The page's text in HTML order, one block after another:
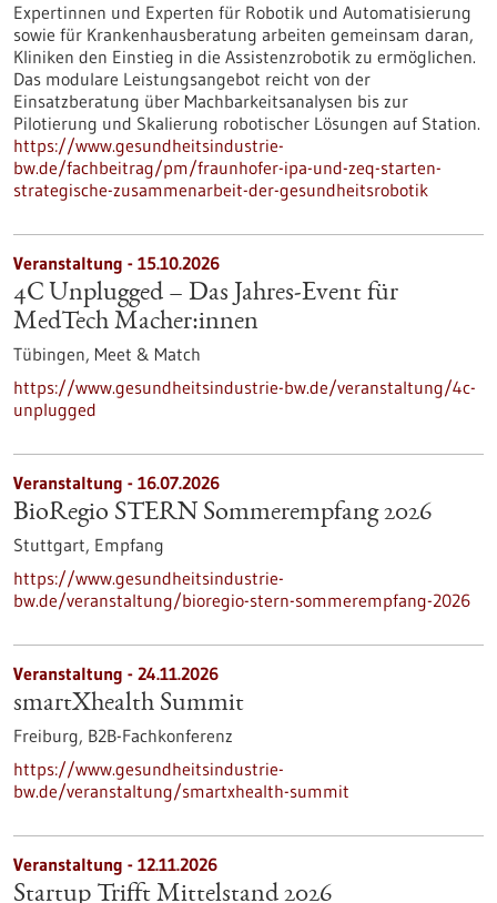
Expertinnen und Experten für Robotik und Automatisierung
sowie für Krankenhausberatung arbeiten gemeinsam daran,
Kliniken den Einstieg in die Assistenzrobotik zu ermöglichen.
Das modulare Leistungsangebot reicht von der
Einsatzberatung über Machbarkeitsanalysen bis zur
Pilotierung und Skalierung robotischer Lösungen auf Station.
https://www.gesundheitsindustrie-
bw.de/fachbeitrag/pm/fraunhofer-ipa-und-zeq-starten-
strategische-zusammenarbeit-der-gesundheitsrobotik
Veranstaltung - 15.10.2026
4C Unplugged – Das Jahres‑Event für
MedTech Macher:innen
Tübingen, Meet & Match
https://www.gesundheitsindustrie-bw.de/veranstaltung/4c-
unplugged
Veranstaltung - 16.07.2026
BioRegio STERN Sommerempfang 2026
Stuttgart, Empfang
https://www.gesundheitsindustrie-
bw.de/veranstaltung/bioregio-stern-sommerempfang-2026
Veranstaltung - 24.11.2026
smartXhealth Summit
Freiburg, B2B-Fachkonferenz
https://www.gesundheitsindustrie-
bw.de/veranstaltung/smartxhealth-summit
Veranstaltung - 12.11.2026
Startup Trifft Mittelstand 2026